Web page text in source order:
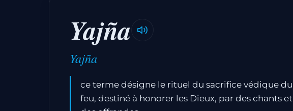
Yajña
Yajña
ce terme désigne le rituel du sacrifice védique du
feu, destiné à honorer les Dieux, par des chants et